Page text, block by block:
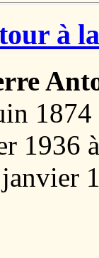
à
1936